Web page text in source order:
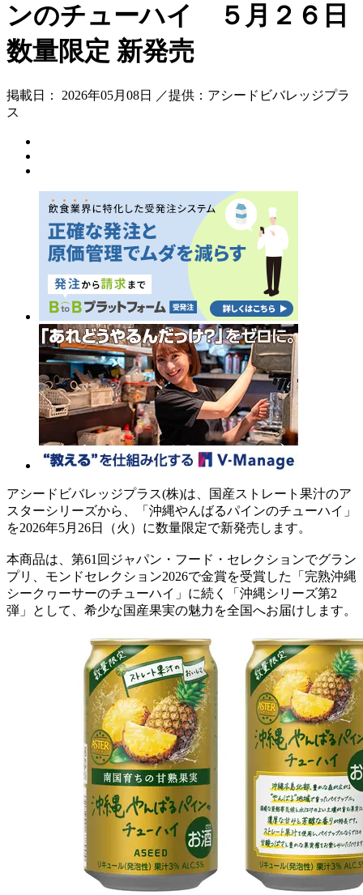
ンのチューハイ ５月２６日
数量限定 新発売
掲載日： 2026年05月08日 ／提供：アシードビバレッジプラ
ス
アシードビバレッジプラス(株)は、国産ストレート果汁のア
スターシリーズから、「沖縄やんばるパインのチューハイ」
を2026年5月26日（火）に数量限定で新発売します。
本商品は、第61回ジャパン・フード・セレクションでグラン
プリ、モンドセレクション2026で金賞を受賞した「完熟沖縄
シークヮーサーのチューハイ」に続く「沖縄シリーズ第2
弾」として、希少な国産果実の魅力を全国へお届けします。